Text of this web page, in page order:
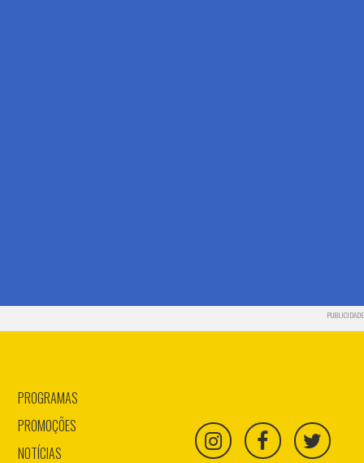
PUBLICIDADE
PROGRAMAS
PROMOÇÕES
NOTÍCIAS